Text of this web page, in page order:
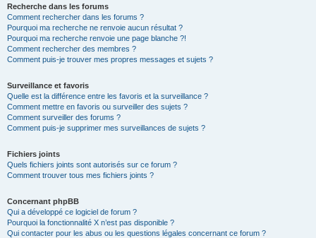
Recherche dans les forums
Comment rechercher dans les forums ?
Pourquoi ma recherche ne renvoie aucun résultat ?
Pourquoi ma recherche renvoie une page blanche ?!
Comment rechercher des membres ?
Comment puis-je trouver mes propres messages et sujets ?
Surveillance et favoris
Quelle est la différence entre les favoris et la surveillance ?
Comment mettre en favoris ou surveiller des sujets ?
Comment surveiller des forums ?
Comment puis-je supprimer mes surveillances de sujets ?
Fichiers joints
Quels fichiers joints sont autorisés sur ce forum ?
Comment trouver tous mes fichiers joints ?
Concernant phpBB
Qui a développé ce logiciel de forum ?
Pourquoi la fonctionnalité X n’est pas disponible ?
Qui contacter pour les abus ou les questions légales concernant ce forum ?